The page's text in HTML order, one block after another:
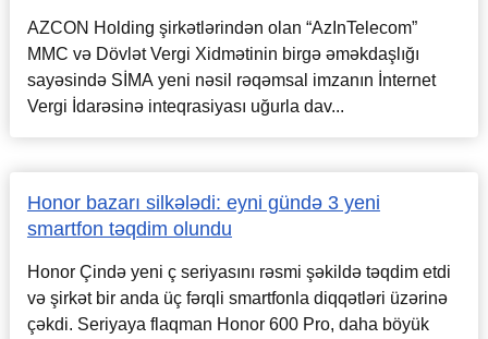
AZCON Holding şirkətlərindən olan “AzInTelecom”
MMC və Dövlət Vergi Xidmətinin birgə əməkdaşlığı
sayəsində SİMA yeni nəsil rəqəmsal imzanın İnternet
Vergi İdarəsinə inteqrasiyası uğurla dav...
Honor bazarı silkələdi: eyni gündə 3 yeni
smartfon təqdim olundu
Honor Çində yeni ç seriyasını rəsmi şəkildə təqdim etdi
və şirkət bir anda üç fərqli smartfonla diqqətləri üzərinə
çəkdi. Seriyaya flaqman Honor 600 Pro, daha böyük